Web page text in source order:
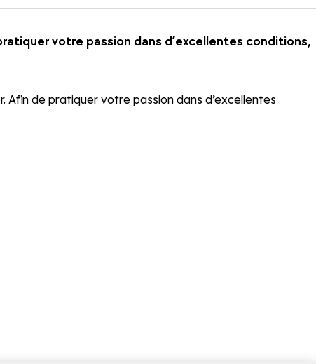
votre passion dans d’excellentes conditions,
Afin de pratiquer votre passion dans d’excellentes